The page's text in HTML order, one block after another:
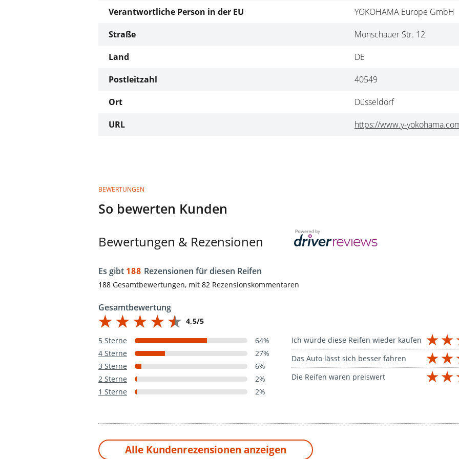
Verantwortliche Person in der EU
YOKOHAMA Europe GmbH
Straße
Monschauer Str. 12
Land
DE
Postleitzahl
40549
Ort
Düsseldorf
URL
https://www.y-
BEWERTUNGEN
So bewerten Kunden
Bewertungen & Rezensionen
Es gibt 188 Rezensionen für diesen Reifen
188Gesamtbewertungen, mit 82Rezensionskommentaren
Gesamtbewertung
4,5/5
5 Sterne
64%
4 Sterne
27%
3 Sterne
6%
2 Sterne
2%
1 Sterne
2%
Ich würde diese Reifen wieder kaufen
Das Auto lässt sich besser fahren
Die Reifen waren preiswert
Alle Kundenrezensionen anzeigen